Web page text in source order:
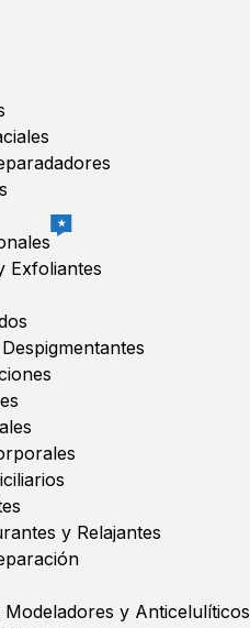
★
Exfoliantes
y Relajantes
Modeladores y Anticelulíticos